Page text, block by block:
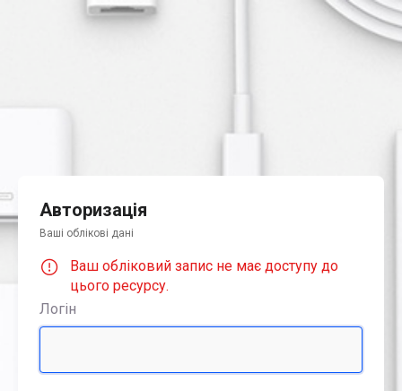
Авторизація
Ваші облікові дані
Ваш обліковий запис не має доступу до
цього ресурсу.
Логін